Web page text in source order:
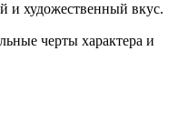
и художественный вкус.
черты характера и